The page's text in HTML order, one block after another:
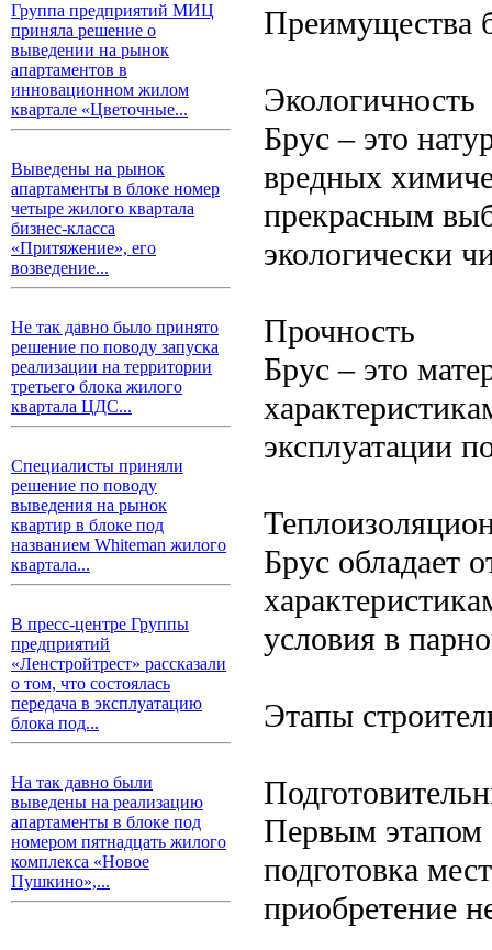
Группа предприятий МИЦ
приняла решение о
выведении на рынок
апартаментов в
инновационном жилом
квартале «Цветочные...
Выведены на рынок
апартаменты в блоке номер
четыре жилого квартала
бизнес-класса
«Притяжение», его
возведение...
Не так давно было принято
решение по поводу запуска
реализации на территории
третьего блока жилого
квартала ЦДС...
Специалисты приняли
решение по поводу
выведения на рынок
квартир в блоке под
названием Whiteman жилого
квартала...
В пресс-центре Группы
предприятий
«Ленстройтрест» рассказали
о том, что состоялась
передача в эксплуатацию
блока под...
На так давно были
выведены на реализацию
апартаменты в блоке под
номером пятнадцать жилого
комплекса «Новое
Пушкино»,...
Преимущества
Экологичность
Брус – это
вредных
прекрасным
экологически
Прочность
Брус – это
эксплуатации
Брус обладает
условия в
Этапы
Первым этапом
подготовка
приобретение